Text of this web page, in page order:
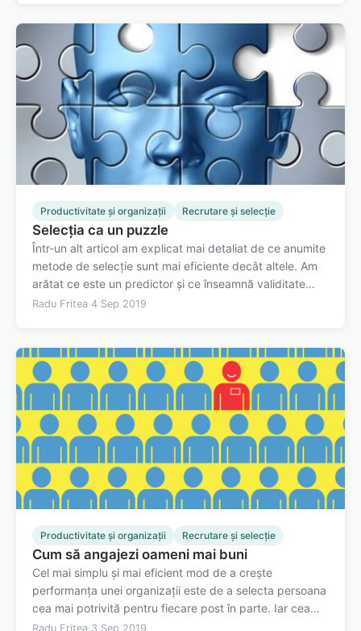
Productivitate și organizații Recrutare și selecție
Selecția ca un puzzle
Într-un alt articol am explicat mai detaliat de ce anumite
metode de selecție sunt mai eficiente decât altele. Am
arătat ce este un predictor și ce înseamnă validitate
predictivă. Îmi dau seama că aceste explicații sunt un
Radu Fritea·4 Sep 2019
Productivitate și organizații Recrutare și selecție
Cum să angajezi oameni mai buni
Cel mai simplu și mai eficient mod de a crește
performanța unei organizații este de a selecta persoana
cea mai potrivită pentru fiecare post în parte. Iar cea
mai bună modalitate de a selecta pe cine angajezi
Radu Fritea· 3 Sep 2019